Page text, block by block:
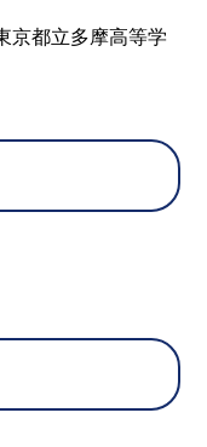
京都立多摩高等学